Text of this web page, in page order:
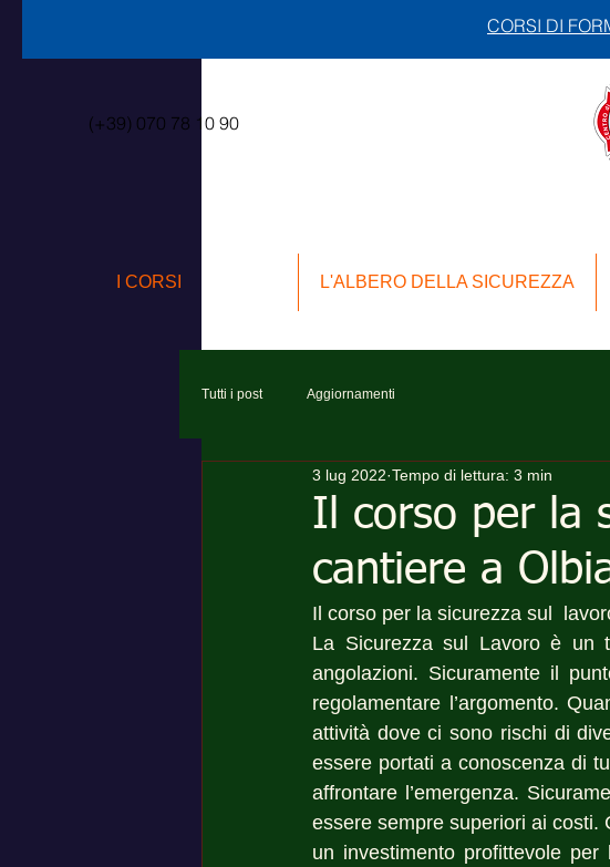
CORSI DI
(+39) 070 78 10 90
I CORSI L'ALBERO DELLA SICUREZZA
Tutti i post Aggiornamenti
Il corso per la
cantiere a
3 lug 2022 Tempo di lettura: 3 min
Il corso per la sicurezza sul
La Sicurezza sul Lavoro è un
angolazioni. Sicuramente il
regolamentare l’argomento.
attività dove ci sono rischi di
essere portati a conoscenza di
affrontare l’emergenza.
essere sempre superiori ai costi.
un investimento profittevole